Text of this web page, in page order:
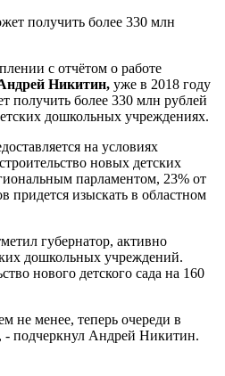
с отчётом о работе
Никитин, уже в 2018 году
получить более 330 млн рублей
дошкольных учреждениях.
на условиях
новых детских
парламентом, 23% от
придется изыскать в областном
губернатор, активно
дошкольных учреждений.
нового детского сада на 160
не менее, теперь очереди в
- подчеркнул Андрей Никитин.